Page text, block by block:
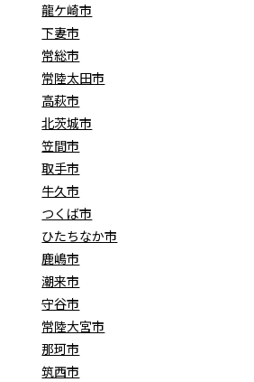
龍ケ崎市
下妻市
常総市
常陸太田市
高萩市
北茨城市
笠間市
取手市
牛久市
つくば市
ひたちなか市
鹿嶋市
潮来市
守谷市
常陸大宮市
那珂市
筑西市